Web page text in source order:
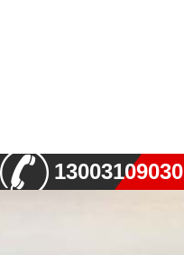
13003109030